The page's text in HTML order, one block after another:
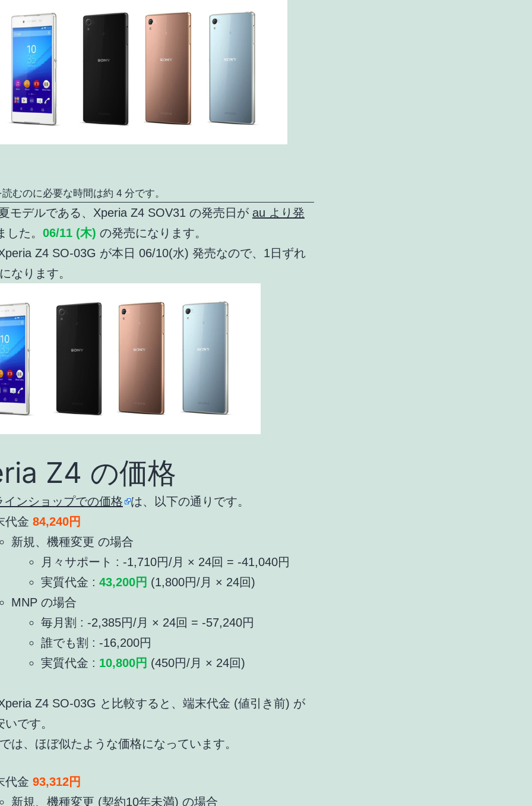
むのに必要な時間は約 4 分です。
モデルである、Xperia Z4 SOV31 の発売日が au より発
した。 06/11 (木) の発売になります。
Z4 SO-03G が本日 06/10(水) 発売なので、1日ずれ
なります。
Z4 の価格
インショップでの価格
は、以下の通りです。
代金 84,240円
新規、機種変更 の場合
月々サポート : -1,710円/月 × 24回 = -41,040円
実質代金 : 43,200円 (1,800円/月 × 24回)
MNP の場合
毎月割 : -2,385円/月 × 24回 = -57,240円
誰でも割 : -16,200円
実質代金 : 10,800円 (450円/月 × 24回)
Z4 SO-03G と比較すると、端末代金 (値引き前) が
です。
は、ほぼ似たような価格になっています。
代金 93,312円
新規、機種変更 (契約10年未満) の場合